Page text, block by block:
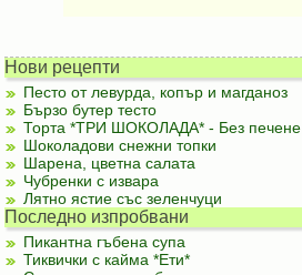
Нови рецепти
Песто от левурда, копър и магданоз
Бързо бутер тесто
Торта *ТРИ ШОКОЛАДА* - Без печене
Шоколадови снежни топки
Шарена, цветна салата
Чубренки с извара
Лятно ястие със зеленчуци
Последно изпробвани
Пикантна гъбена супа
Тиквички с кайма *Ети*